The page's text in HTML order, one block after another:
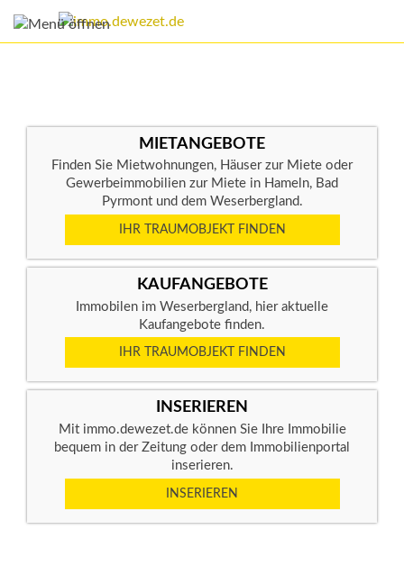
MIETANGEBOTE
Finden Sie Mietwohnungen, Häuser zur Miete oder
Gewerbeimmobilien zur Miete in Hameln, Bad
Pyrmont und dem Weserbergland.
IHR TRAUMOBJEKT FINDEN
KAUFANGEBOTE
Immobilen im Weserbergland, hier aktuelle
Kaufangebote finden.
IHR TRAUMOBJEKT FINDEN
INSERIEREN
Mit immo.dewezet.de können Sie Ihre Immobilie
bequem in der Zeitung oder dem Immobilienportal
inserieren.
INSERIEREN